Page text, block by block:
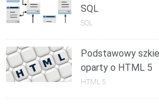
SQL
SQL
Podstawowy
oparty o HTML 5
HTML 5